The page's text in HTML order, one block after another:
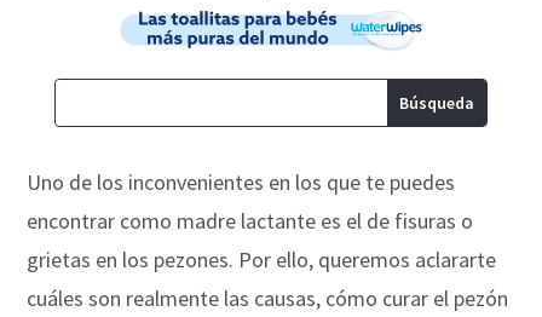
Uno de los inconvenientes en los que te puedes
encontrar como madre lactante es el de fisuras o
grietas en los pezones. Por ello, queremos aclararte
cuáles son realmente las causas, cómo curar el pezón